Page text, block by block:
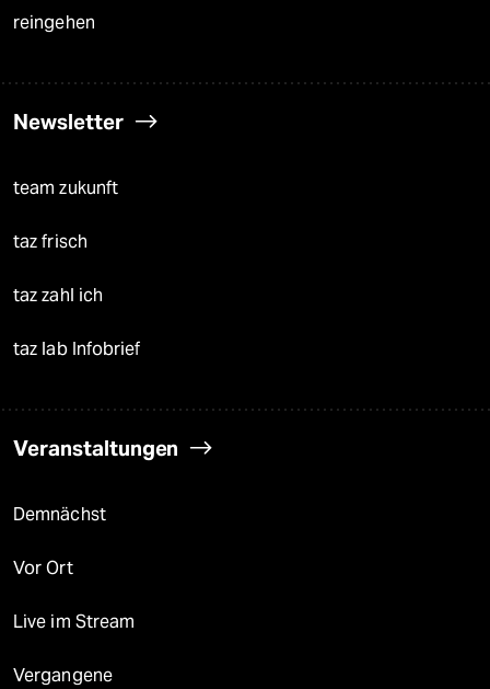
reingehen
Newsletter
team zukunft
taz frisch
taz zahl ich
taz lab Infobrief
Veranstaltungen
Demnächst
Vor Ort
Live im Stream
Vergangene